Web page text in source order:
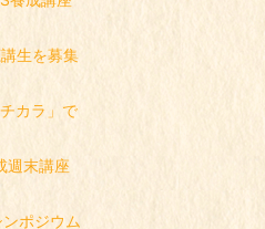
生を募集
カラ」で
週末講座
ンポジウム